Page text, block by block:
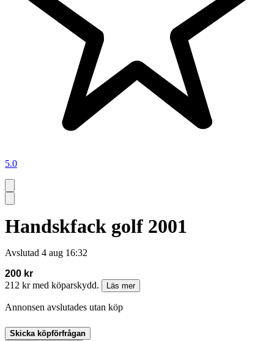
5.0
Handskfack golf 2001
Avslutad 4 aug 16:32
200 kr
212 kr med köparskydd.
Läs mer
Annonsen avslutades utan köp
Skicka köpförfrågan